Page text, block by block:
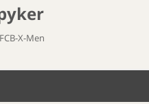
X-Men